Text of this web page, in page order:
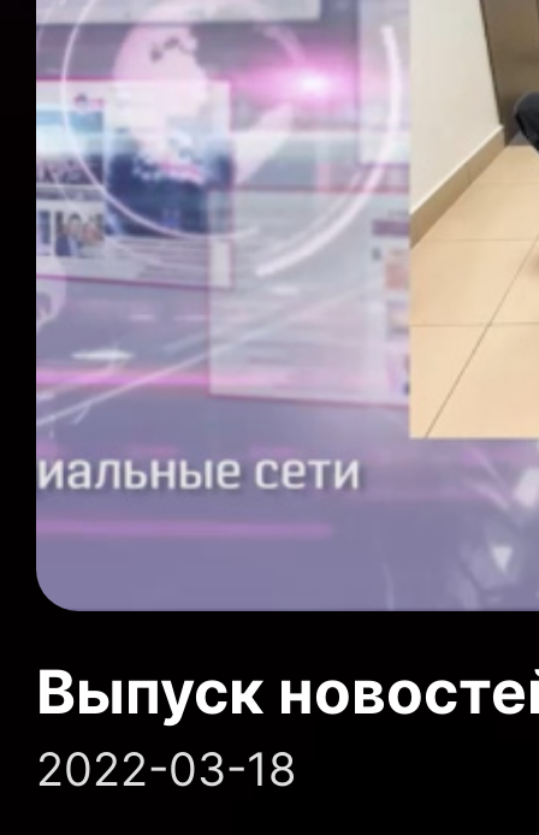
Выпуск
2022-03-18